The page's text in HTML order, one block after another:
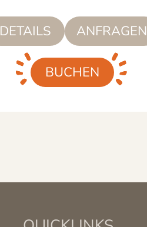
DETAILS ANFRAGEN
BUCHEN